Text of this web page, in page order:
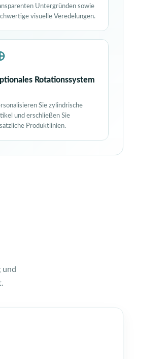
Untergründen sowie
visuelle Veredelungen.
Rotationssystem
Sie zylindrische
und erschließen Sie
Produktlinien.
und